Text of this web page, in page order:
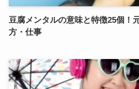
豆腐メンタルの意味と特徴25個！
方・仕事